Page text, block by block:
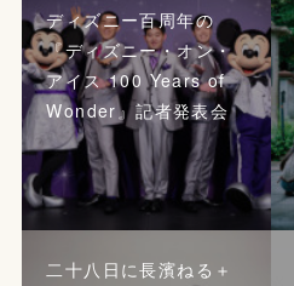
ディズニー百周年の
『ディズニー・オン・
アイス 100 Years of
Wonder』記者発表会
二十八日に長濱ねる＋